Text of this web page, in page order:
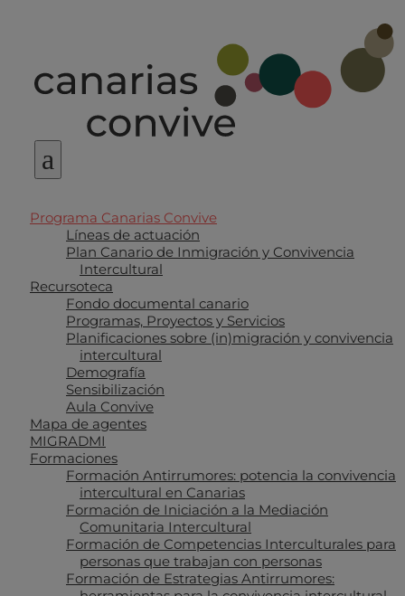
a
Programa Canarias Convive
Líneas de actuación
Plan Canario de Inmigración y Convivencia
Intercultural
Recursoteca
Fondo documental canario
Programas, Proyectos y Servicios
Planificaciones sobre (in)migración y convivencia
intercultural
Demografía
Sensibilización
Aula Convive
Mapa de agentes
MIGRADMI
Formaciones
Formación Antirrumores: potencia la convivencia
intercultural en Canarias
Formación de Iniciación a la Mediación
Comunitaria Intercultural
Formación de Competencias Interculturales para
personas que trabajan con personas
Formación de Estrategias Antirrumores: